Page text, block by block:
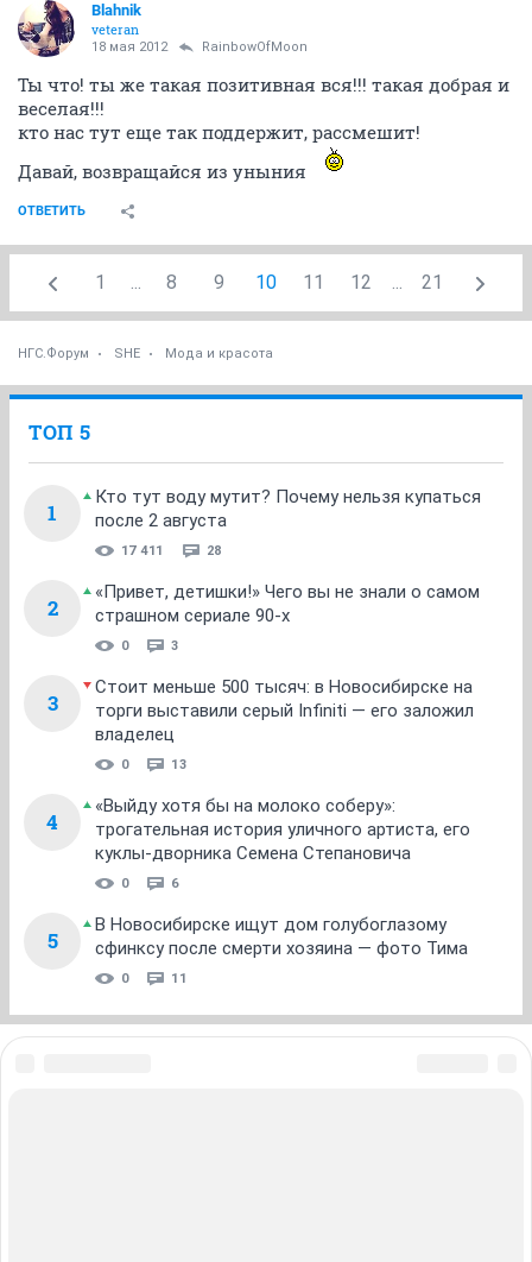
Blahnik
veteran
18 мая 2012 RainbowOfMoon
Ты что! ты же такая позитивная вся!!! такая добрая и
веселая!!!
кто нас тут еще так поддержит, рассмешит!
Давай, возвращайся из уныния
ОТВЕТИТЬ
1 ... 8 9 10 11 12 ... 21
НГС.Форум SHE Мода и красота
ТОП 5
1
Кто тут воду мутит? Почему нельзя купаться
после 2 августа
17 411 28
2
«Привет, детишки!» Чего вы не знали о самом
страшном сериале 90-х
0 3
3
Стоит меньше 500 тысяч: в Новосибирске на
торги выставили серый Infiniti — его заложил
владелец
0 13
4
«Выйду хотя бы на молоко соберу»:
трогательная история уличного артиста, его
куклы-дворника Семена Степановича
0 6
5
В Новосибирске ищут дом голубоглазому
сфинксу после смерти хозяина — фото Тима
0 11